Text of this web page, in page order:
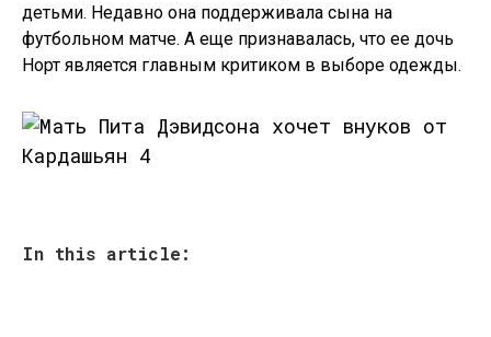
детьми. Недавно она поддерживала сына на
футбольном матче. А еще признавалась, что ее дочь
Норт является главным критиком в выборе одежды.
In this article: